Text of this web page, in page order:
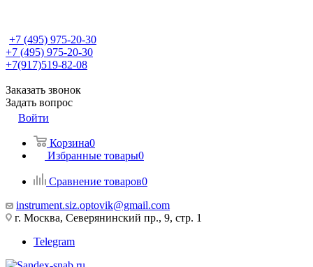
+7 (495) 975-20-30
+7 (495) 975-20-30
+7(917)519-82-08
Заказать звонок
Задать вопрос
Войти
Корзина0
Избранные товары0
Сравнение товаров0
instrument.siz.optovik@gmail.com
г. Москва, Северянинский пр., 9, стр. 1
Telegram